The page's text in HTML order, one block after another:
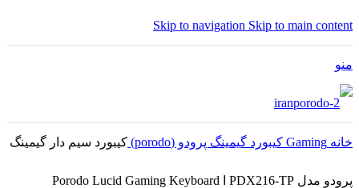
Skip to navigation Skip to main content
منو
خانه Gaming کیبورد گیمینگ پرودو (porodo) کیبورد سیم دار گیمینگ
پرودو مدل PDX216-TP ا Porodo Lucid Gaming Keyboard